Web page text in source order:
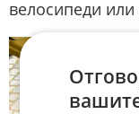
велосипеди или